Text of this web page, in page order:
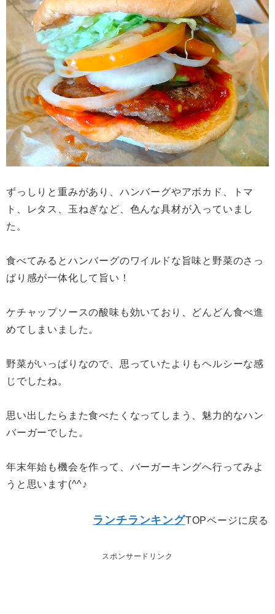
ずっしりと重みがあり、ハンバーグやアボカド、トマ
ト、レタス、玉ねぎなど、色んな具材が入っていまし
た。
食べてみるとハンバーグのワイルドな旨味と野菜のさっ
ぱり感が一体化して旨い！
ケチャップソースの酸味も効いており、どんどん食べ進
めてしまいました。
野菜がいっぱりなので、思っていたよりもヘルシーな感
じでしたね。
思い出したらまた食べたくなってしまう、魅力的なハン
バーガーでした。
年末年始も機会を作って、バーガーキングへ行ってみよ
うと思います(^^♪
ランチランキングTOPページに戻る
スポンサードリンク